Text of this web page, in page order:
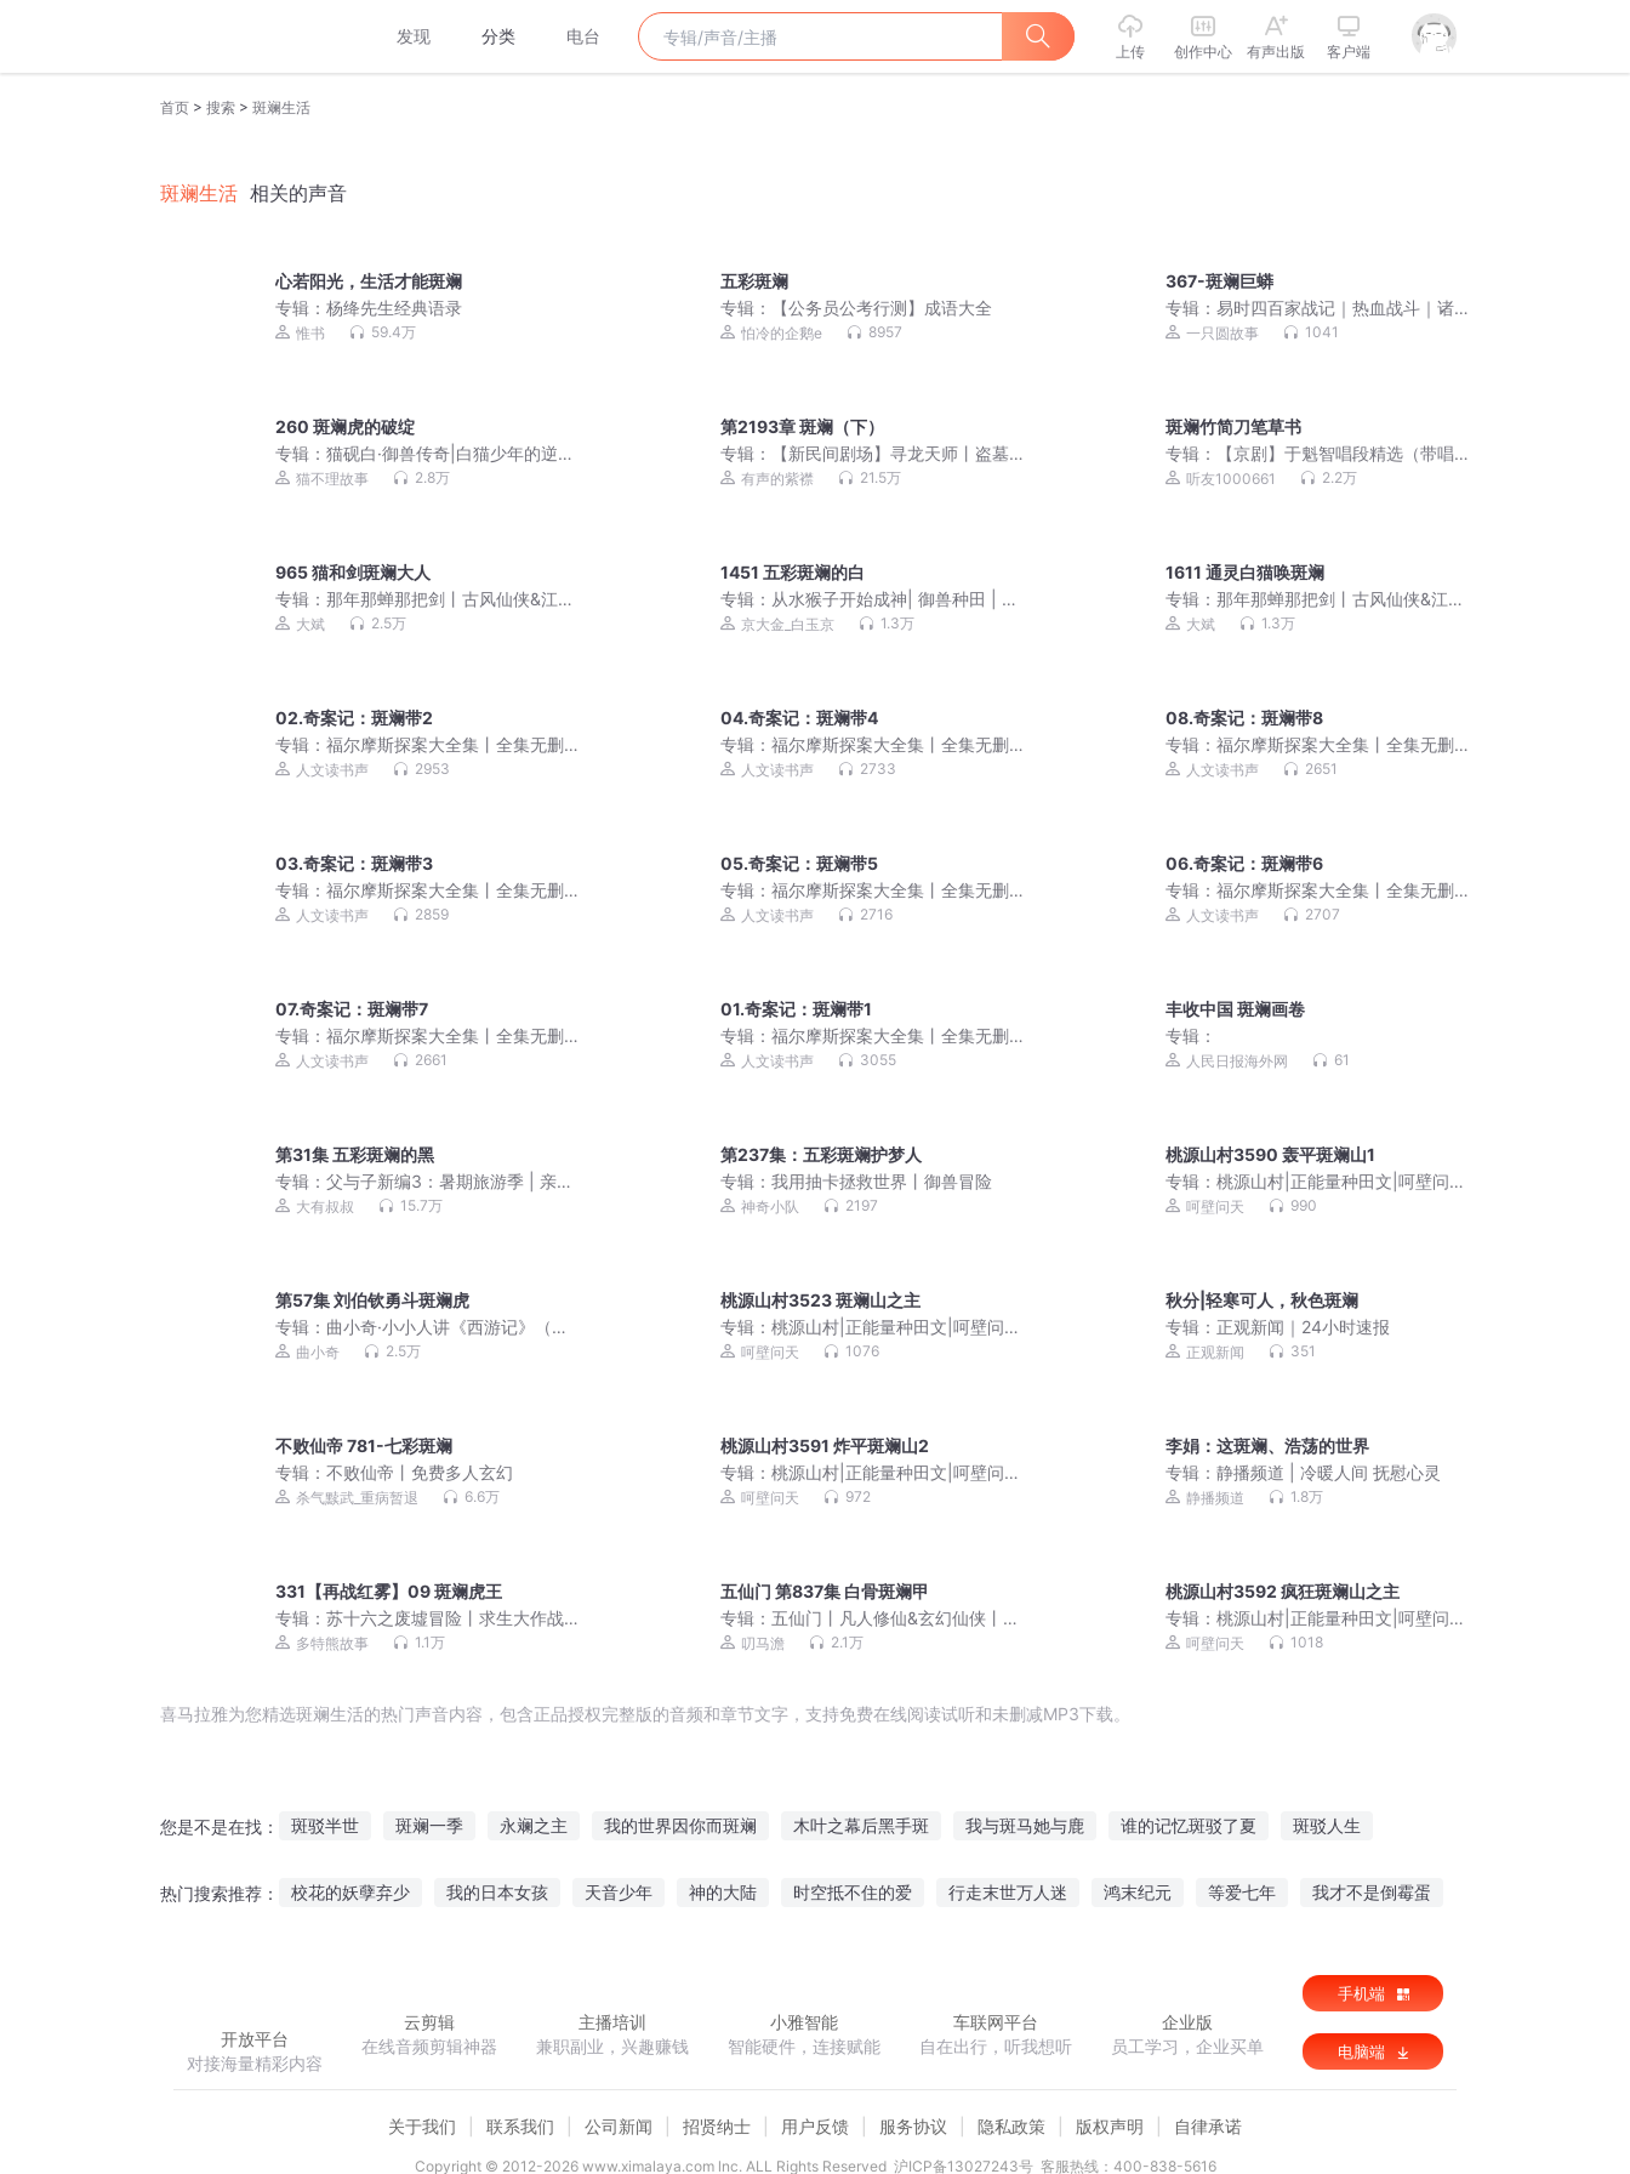
发现 分类 电台
上传 创作中心 有声出版 客户端
首页 > 搜索 > 斑斓生活
斑斓生活 相关的声音
心若阳光，生活才能斑斓
专辑： 杨绛先生经典语录
惟书 59.4万
五彩斑斓
专辑：
【公务员公考行测】成语大全
怕冷的企鹅e 8957
367-斑斓巨蟒
专辑：易时四百家战记｜热血战斗｜诸
子百家传人
一只圆故事 1041
260 斑斓虎的破绽
专辑： 猫砚白·御兽传奇|白猫少年的逆袭
序章|猫不理故事
猫不理故事 2.8万
第2193章 斑斓（下）
专辑：
【新民间剧场】寻龙天师丨盗墓
礼官地府索命（摸金天师作者新作）阴
有声的紫襟 21.5万
斑斓竹简刀笔草书
专辑：
【京剧】于魁智唱段精选（带唱
词）听友1000661 2.2万
965 猫和剑斑斓大人
专辑： 那年那蝉那把剑丨古风仙侠&江湖
权谋&大斌不想工作室多人有声剧
大斌 2.5万
1451 五彩斑斓的白
专辑： 从水猴子开始成神| 御兽种田 | 轻
松随身流 | 多人有声剧
京大金_白玉京 1.3万
1611 通灵白猫唤斑斓
专辑：那年那蝉那把剑丨古风仙侠&江湖
权谋&大斌不想工作室多人有声剧
大斌 1.3万
02.奇案记：斑斓带2
专辑： 福尔摩斯探案大全集丨全集无删
减丨真相绝不缺席
人文读书声 2953
04.奇案记：斑斓带4
专辑：福尔摩斯探案大全集丨全集无删
减丨真相绝不缺席
人文读书声 2733
08.奇案记：斑斓带8
专辑：福尔摩斯探案大全集丨全集无删
减丨真相绝不缺席
人文读书声 2651
03.奇案记：斑斓带3
专辑： 福尔摩斯探案大全集丨全集无删
减丨真相绝不缺席
人文读书声 2859
05.奇案记：斑斓带5
专辑：福尔摩斯探案大全集丨全集无删
减丨真相绝不缺席
人文读书声 2716
06.奇案记：斑斓带6
专辑：福尔摩斯探案大全集丨全集无删
减丨真相绝不缺席
人文读书声 2707
07.奇案记：斑斓带7
专辑： 福尔摩斯探案大全集丨全集无删
减丨真相绝不缺席
人文读书声 2661
01.奇案记：斑斓带1
专辑：福尔摩斯探案大全集丨全集无删
减丨真相绝不缺席
人文读书声 3055
丰收中国 斑斓画卷
专辑：
人民日报海外网 61
第31集 五彩斑斓的黑
专辑： 父与子新编3：暑期旅游季 | 亲子
笑话|睡前故事
大有叔叔 15.7万
第237集：五彩斑斓护梦人
专辑：我用抽卡拯救世界丨御兽冒险
神奇小队 2197
桃源山村3590 轰平斑斓山1
专辑：桃源山村|正能量种田文|呵壁问天
演播|田园都市|多人有声剧
呵壁问天 990
第57集 刘伯钦勇斗斑斓虎
专辑： 曲小奇·小小人讲《西游记》（第
一季）
曲小奇 2.5万
桃源山村3523 斑斓山之主
专辑：桃源山村|正能量种田文|呵壁问天
演播|田园都市|多人有声剧
呵壁问天 1076
秋分|轻寒可人，秋色斑斓
专辑： 正观新闻｜24小时速报
正观新闻 351
不败仙帝 781-七彩斑斓
专辑： 不败仙帝丨免费多人玄幻
杀气黩武_重病暂退 6.6万
桃源山村3591 炸平斑斓山2
专辑：桃源山村|正能量种田文|呵壁问天
演播|田园都市|多人有声剧
呵壁问天 972
李娟：这斑斓、浩荡的世界
专辑：静播频道 | 冷暖人间 抚慰心灵
静播频道 1.8万
331【再战红雾】09 斑斓虎王
专辑： 苏十六之废墟冒险丨求生大作战
丨超级玩家丨多特熊故事
多特熊故事 1.1万
五仙门 第837集 白骨斑斓甲
专辑： 五仙门丨凡人修仙&玄幻仙侠丨多
人有声剧
叨马澹 2.1万
桃源山村3592 疯狂斑斓山之主
专辑：桃源山村|正能量种田文|呵壁问天
演播|田园都市|多人有声剧
呵壁问天 1018
喜马拉雅为您精选斑斓生活的热门声音内容，包含正品授权完整版的音频和章节文字，支持免费在线阅读试听和未删减MP3下载。
您是不是在找： 斑驳半世 斑斓一季 永斓之主 我的世界因你而斑斓 木叶之幕后黑手斑 我与斑马她与鹿 谁的记忆斑驳了夏 斑驳人生
热门搜索推荐： 校花的妖孽弃少 我的日本女孩 天音少年 神的大陆 时空抵不住的爱 行走末世万人迷 鸿末纪元 等爱七年 我才不是倒霉蛋
开放平台
对接海量精彩内容
云剪辑
在线音频剪辑神器
主播培训
兼职副业，兴趣赚钱
小雅智能
智能硬件，连接赋能
车联网平台
自在出行，听我想听
企业版
员工学习，企业买单
手机端
电脑端
关于我们 联系我们 公司新闻 招贤纳士 用户反馈 服务协议 隐私政策 版权声明 自律承诺
Copyright © 2012-2026www.ximalaya.com lnc. ALL Rights Reserved 沪ICP备13027243号 客服热线：400-838-5616